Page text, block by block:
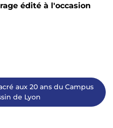
édité à l'occasion
aux 20 ans du Campus
de Lyon